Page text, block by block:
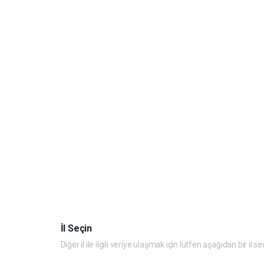
İl Seçin
Diğer il ile ilgili veriye ulaşmak için lütfen aşağıdan bir il